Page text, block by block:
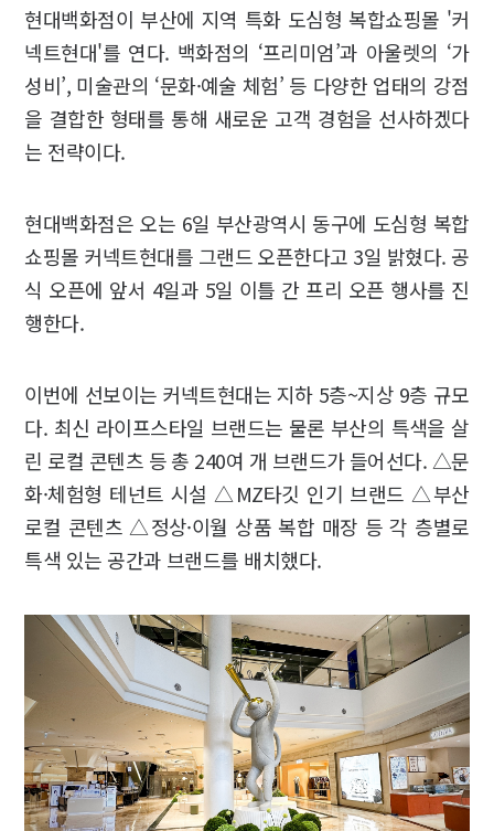
현대백화점이 부산에 지역 특화 도심형 복합쇼핑몰 '커
넥트현대'를 연다. 백화점의 ‘프리미엄’과 아울렛의 ‘가
성비’, 미술관의 ‘문화·예술 체험’ 등 다양한 업태의 강점
을 결합한 형태를 통해 새로운 고객 경험을 선사하겠다
는 전략이다.
현대백화점은 오는 6일 부산광역시 동구에 도심형 복합
쇼핑몰 커넥트현대를 그랜드 오픈한다고 3일 밝혔다. 공
식 오픈에 앞서 4일과 5일 이틀 간 프리 오픈 행사를 진
행한다.
이번에 선보이는 커넥트현대는 지하 5층~지상 9층 규모
다. 최신 라이프스타일 브랜드는 물론 부산의 특색을 살
린 로컬 콘텐츠 등 총 240여 개 브랜드가 들어선다. △문
화·체험형 테넌트 시설 △MZ타깃 인기 브랜드 △부산
로컬 콘텐츠 △정상·이월 상품 복합 매장 등 각 층별로
특색 있는 공간과 브랜드를 배치했다.